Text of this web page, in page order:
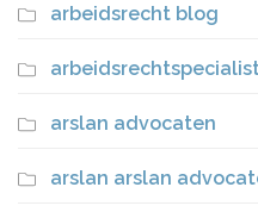
arbeidsrecht blog
arslan advocaten
arslan arslan